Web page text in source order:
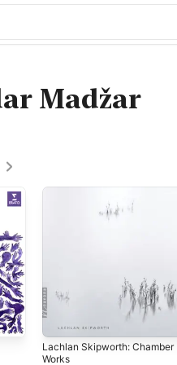
Madžar
Lachlan Skipworth: Chamber
Works